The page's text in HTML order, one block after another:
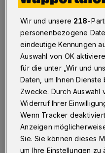
Barmen
Auto in
Wuppertal·In der
der Nacht von
Dezember 2016) ein
23.12.2016 , 10:13 Uhr
Wir und unsere 218-
personenbezogene
eindeutige Kennungen
Auswahl von OK
für die unter „Wir und
Daten, um Ihnen
Zwecke. Durch Auswahl
Widerruf Ihrer
Wenn Tracker
Anzeigen
Sie. Sie können dieses
um Ihre Einstellungen